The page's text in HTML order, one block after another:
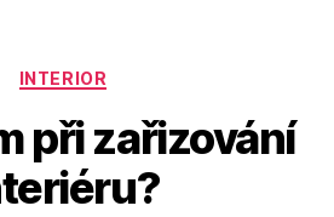
Rubriky
INTERIOR
při zařizování